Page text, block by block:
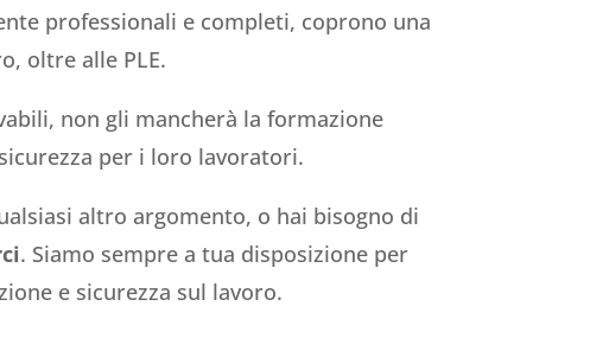
professionali e completi, coprono una
oltre alle PLE.
non gli mancherà la formazione
per i loro lavoratori.
altro argomento, o hai bisogno di
. Siamo sempre a tua disposizione per
e sicurezza sul lavoro.